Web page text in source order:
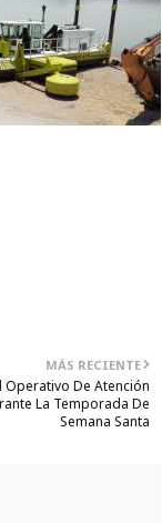
MÁS RECIENTE
Operativo De Atención
La Temporada De
Semana Santa